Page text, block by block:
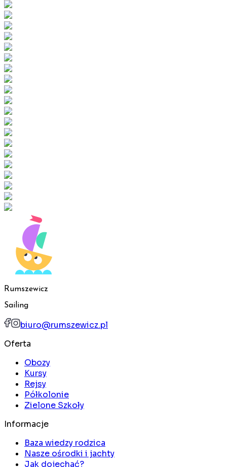
Rumszewicz
Sailing
biuro@rumszewicz.pl
Oferta
Obozy
Kursy
Rejsy
Półkolonie
Zielone Szkoły
Informacje
Baza wiedzy rodzica
Nasze ośrodki i jachty
Jak dojechać?